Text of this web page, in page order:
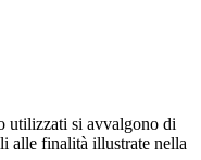
utilizzati si avvalgono di
alle finalità illustrate nella